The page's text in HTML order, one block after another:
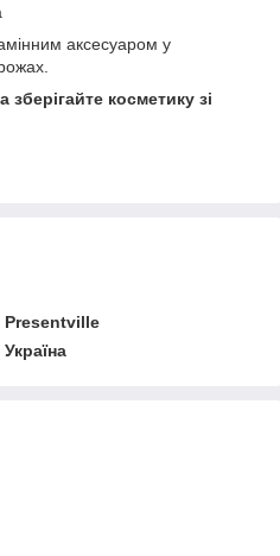
аксесуаром у
косметику зі
Presentville
Україна